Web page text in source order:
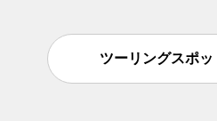
ツーリングスポ